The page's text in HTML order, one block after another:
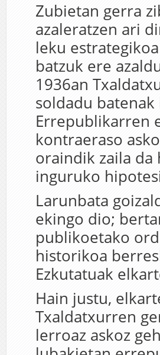
Zubietan gerra
azaleratzen ari
leku
batzuk ere
1936an
soldadu batenak
Errepublikarren
kontraeraso
oraindik zaila
inguruko
Larunbata
ekingo dio;
publikoetako
historikoa
Ezkutatuak
Hain justu,
Txaldatxurren
lerroaz askoz